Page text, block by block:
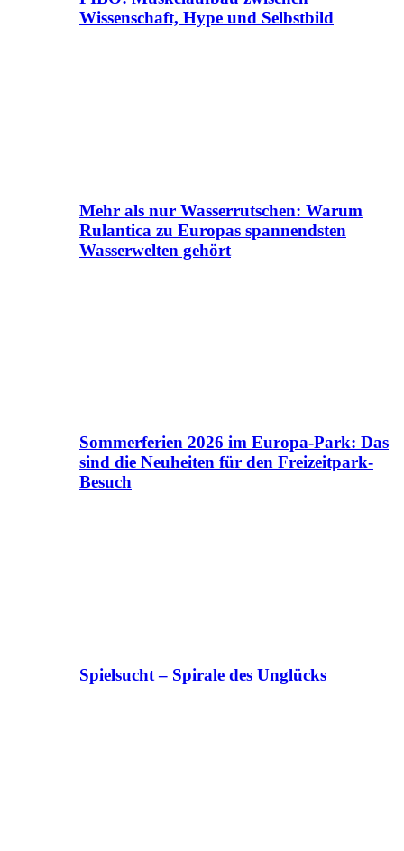
Wissenschaft, Hype und Selbstbild
Mehr als nur Wasserrutschen: Warum
Rulantica zu Europas spannendsten
Wasserwelten gehört
Sommerferien 2026 im Europa-Park: Das
sind die Neuheiten für den Freizeitpark-
Besuch
Spielsucht – Spirale des Unglücks